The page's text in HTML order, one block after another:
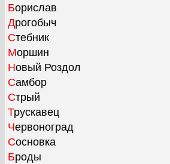
Борислав
Дрогобыч
Стебник
Моршин
Новый Роздол
Самбор
Стрый
Трускавец
Червоноград
Сосновка
Броды